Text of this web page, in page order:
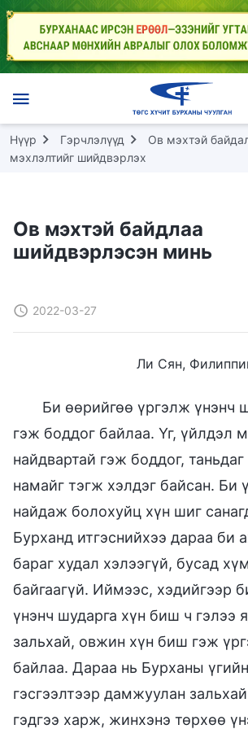
Нүүр Гэрчлэлүүд
Ов мэхтэй
мэхлэлтийг шийдвэрлэх
Ов мэхтэй байдлаа
шийдвэрлэсэн минь
2022-03-27
Ли Сян,
Би өөрийгөө үргэлж үнэнч
гэж боддог байлаа. Үг, үйлдэл
найдвартай гэж боддог,
намайг тэгж хэлдэг байсан. Би
найдаж болохуйц хүн шиг
Бурханд итгэснийхээ дараа би
бараг худал хэлээгүй, бусад
байгаагүй. Иймээс, хэдийгээр
үнэнч шударга хүн биш ч гэлээ
зальхай, овжин хүн биш гэж
байлаа. Дараа нь Бурханы
гэсгээлтээр дамжуулан
гэдгээ харж, жинхэнэ төрхөө